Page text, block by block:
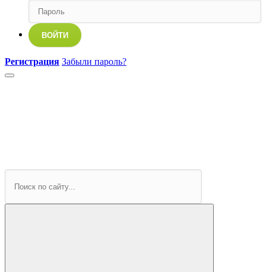
ВОЙТИ
Регистрация Забыли пароль?